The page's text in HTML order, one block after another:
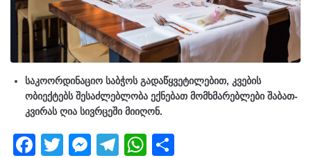
საკოორდინაციო საბჭოს გადაწყვეტილებით, კვების
ობიექტებს შესაძლებლობა ექნებათ მომხმარებლები შაბათ-
კვირას ღია სივრცეში მიიღონ.
F
T
M
T
W